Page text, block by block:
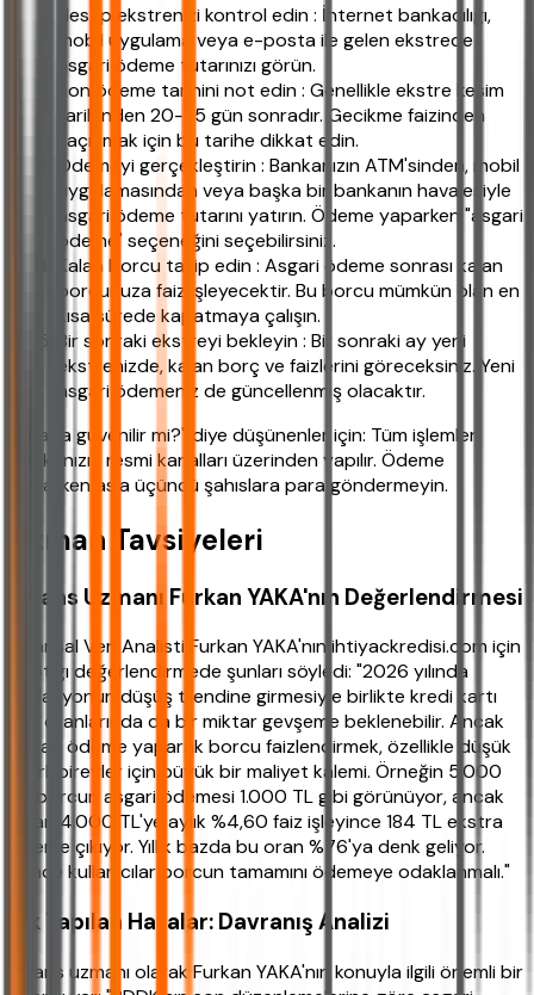
Hesap ekstrenizi kontrol edin : İnternet bankacılığı,
mobil uygulama veya e-posta ile gelen ekstrede
asgari ödeme tutarınızı görün.
Son ödeme tarihini not edin : Genellikle ekstre kesim
tarihinden 20-25 gün sonradır. Gecikme faizinden
kaçınmak için bu tarihe dikkat edin.
Ödemeyi gerçekleştirin : Bankanızın ATM'sinden, mobil
uygulamasından veya başka bir bankanın havalesiyle
asgari ödeme tutarını yatırın. Ödeme yaparken "asgari
ödeme" seçeneğini seçebilirsiniz.
Kalan borcu takip edin : Asgari ödeme sonrası kalan
borcunuza faiz işleyecektir. Bu borcu mümkün olan en
kısa sürede kapatmaya çalışın.
Bir sonraki ekstreyi bekleyin : Bir sonraki ay yeni
ekstrenizde, kalan borç ve faizlerini göreceksiniz. Yeni
asgari ödemeniz de güncellenmiş olacaktır.
"Acaba güvenilir mi?" diye düşünenler için: Tüm işlemler
bankanızın resmi kanalları üzerinden yapılır. Ödeme
yaparken asla üçüncü şahıslara para göndermeyin.
Uzman Tavsiyeleri
Finans Uzmanı Furkan YAKA'nın Değerlendirmesi
Finansal Veri Analisti Furkan YAKA'nın ihtiyackredisi.com için
yaptığı değerlendirmede şunları söyledi: "2026 yılında
enflasyonun düşüş trendine girmesiyle birlikte kredi kartı
faiz oranlarında da bir miktar gevşeme beklenebilir. Ancak
asgari ödeme yaparak borcu faizlendirmek, özellikle düşük
gelirli bireyler için büyük bir maliyet kalemi. Örneğin 5.000
TL borcun asgari ödemesi 1.000 TL gibi görünüyor, ancak
kalan 4.000 TL'ye aylık %4,60 faiz işleyince 184 TL ekstra
ödeme çıkıyor. Yıllık bazda bu oran %76'ya denk geliyor.
Bence kullanıcılar borcun tamamını ödemeye odaklanmalı."
Sık Yapılan Hatalar: Davranış Analizi
Finans uzmanı olarak Furkan YAKA'nın konuyla ilgili önemli bir